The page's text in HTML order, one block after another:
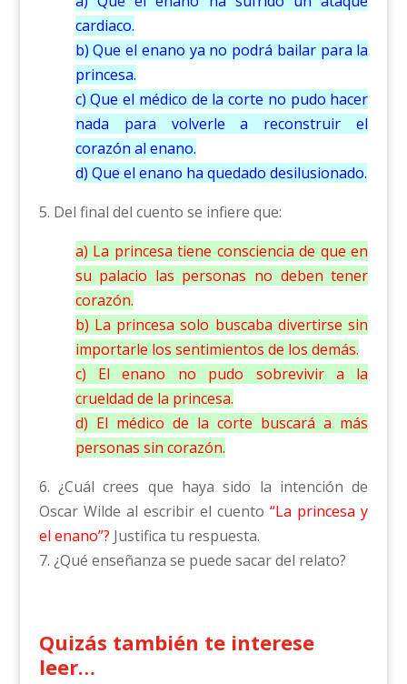
cardiaco.
b) Que el enano ya no podrá bailar para la
princesa.
c) Que el médico de la corte no pudo hacer
nada para volverle a reconstruir el
corazón al enano.
d) Que el enano ha quedado desilusionado.
5. Del final del cuento se infiere que:
a) La princesa tiene consciencia de que en
su palacio las personas no deben tener
corazón.
b) La princesa solo buscaba divertirse sin
importarle los sentimientos de los demás.
c) El enano no pudo sobrevivir a la
crueldad de la princesa.
d) El médico de la corte buscará a más
personas sin corazón.
6. ¿Cuál crees que haya sido la intención de
Oscar Wilde al escribir el cuento“La princesa y
el enano”? Justifica tu respuesta.
7. ¿Qué enseñanza se puede sacar del relato?
Quizás también te interese
leer…